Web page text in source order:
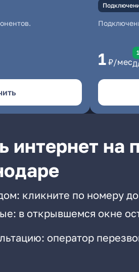
1 ₽/мес
интернет на
кликните по номеру
в открывшемся окне
оператор